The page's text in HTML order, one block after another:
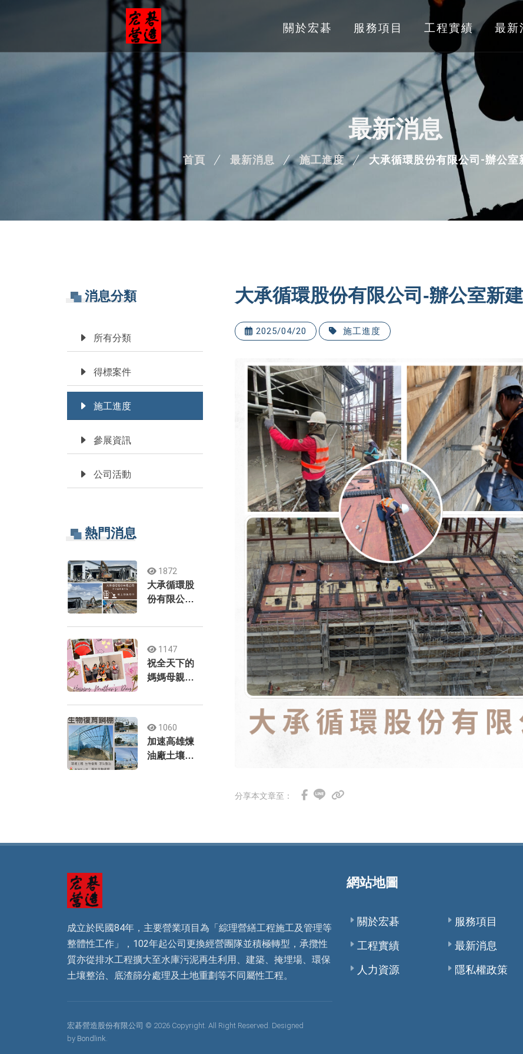
關於宏碁 服務項目 工程實績 最新
最新消息
首頁 最新消息 施工進度 大承循環股份有限公司-辦公室
消息分類
所有分類
得標案件
施工進度
參展資訊
公司活動
熱門消息
1872
大承循環股
份有限公司-
工程
1147
祝全天下的
媽媽母親節
1060
加速高雄煉
油廠土壤及
大承循環股份有限公司-辦公室新
2025/04/20 施工進度
分享本文章至：
成立於民國84年，主要營業項目為「綜理營繕工程施工及管理等
整體性工作」，102年起公司更換經營團隊並積極轉型，承攬性
質亦從排水工程擴大至水庫污泥再生利用、建築、掩埋場、環保
土壤整治、底渣篩分處理及土地重劃等不同屬性工程。
宏碁營造股份有限公司 © 2026 Copyright. All Right Reserved. Designed
by Bondlink.
網站地圖
關於宏碁
工程實績
人力資源
服務項目
最新消息
隱私權政策